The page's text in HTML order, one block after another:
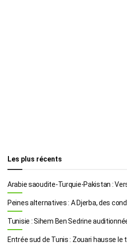
Les plus récents
Arabie saoudite-Turquie-Pakistan :
Peines alternatives : A Djerba, des
Tunisie : Sihem Ben Sedrine
Entrée sud de Tunis : Zouari hausse